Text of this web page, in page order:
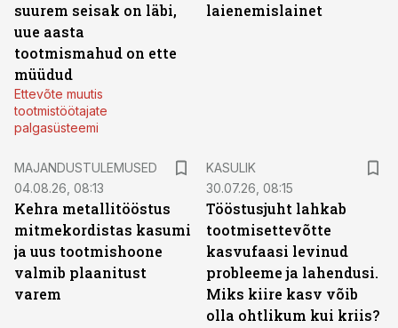
suurem seisak on läbi,
uue aasta
tootmismahud on ette
müüdud
Ettevõte muutis
tootmistöötajate
palgasüsteemi
laienemislainet
MAJANDUSTULEMUSED
04.08.26, 08:13
Kehra metallitööstus
mitmekordistas kasumi
ja uus tootmishoone
valmib plaanitust
varem
KASULIK
30.07.26, 08:15
Tööstusjuht lahkab
tootmisettevõtte
kasvufaasi levinud
probleeme ja lahendusi.
Miks kiire kasv võib
olla ohtlikum kui kriis?